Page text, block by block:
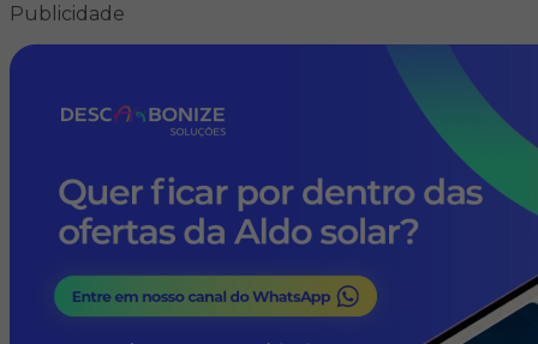
Publicidade